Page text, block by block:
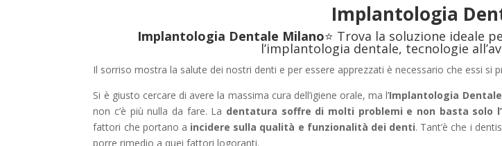
Implantologia
Implantologia Dentale Milano⭐ Trova la soluzione ideale
l’implantologia dentale, tecnologie
Il sorriso mostra la salute dei nostri denti e per essere apprezzati è necessario che essi si
Si è giusto cercare di avere la massima cura dell’igiene orale, ma l’Implantologia
non c’è più nulla da fare. La dentatura soffre di molti problemi e non basta solo
fattori che portano a incidere sulla qualità e funzionalità dei denti. Tant’è che i
porre rimedio a quei fattori logoranti.